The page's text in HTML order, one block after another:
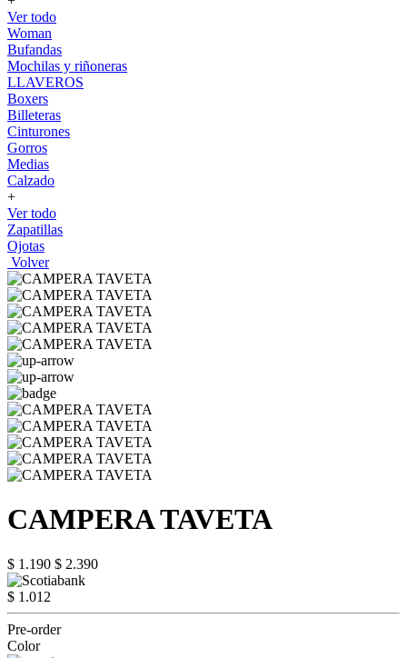
Ver todo
Woman
Bufandas
Mochilas y riñoneras
LLAVEROS
Boxers
Billeteras
Cinturones
Gorros
Medias
Calzado
+
Ver todo
Zapatillas
Ojotas
Volver
CAMPERA TAVETA
$ 1.190 $ 2.390
$ 1.012
Pre-order
Color